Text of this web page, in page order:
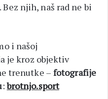
njih, naš rad ne bi
i našoj
je kroz objektiv
trenutke – fotografije
:brotnjo.sport